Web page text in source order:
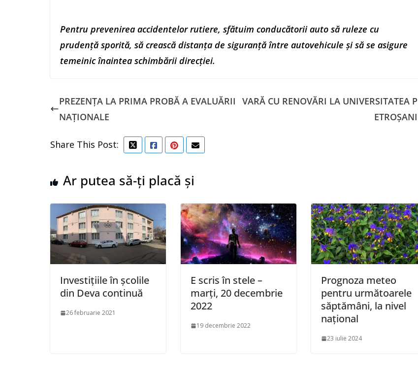
Pentru prevenirea accidentelor rutiere, sfătuim conducătorii auto să ruleze cu
prudență sporită, să crească distanța de siguranță între autovehicule şi să se asigure
temeinic înaintea schimbării direcției.
PREZENȚA LA PRIMA PROBĂ A EVALUĂRII
NAȚIONALE
VARĂ CU RENOVĂRI LA UNIVERSITATEA P
ETROȘANI
Share This Post:
Ar putea să-ți placă și
Investițiile în școlile
din Deva continuă
26 februarie 2021
E scris în stele –
marți, 20 decembrie
2022
19 decembrie 2022
Prognoza meteo
pentru următoarele
săptămâni, la nivel
național
23 iulie 2024